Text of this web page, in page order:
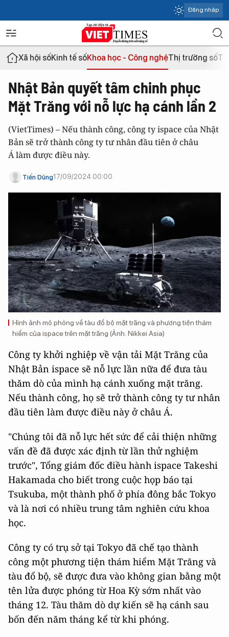
Đăng nhập
Xã hội sốKinh tế sốKhoa học - Công nghệThị trường số
Nhật Bản quyết tâm chinh phục
Mặt Trăng với nỗ lực hạ cánh lần 2
(VietTimes) – Nếu thành công, công ty ispace của Nhật
Bản sẽ trở thành công ty tư nhân đầu tiên ở châu
Á làm được điều này.
Tiến Dũng17/09/2024 00:00
Hình ảnh mô phỏng về tàu đổ bộ mặt trăng và phương tiện thám
hiểm của ispace trên mặt trăng (Ảnh: Nikkei Asia)
Công ty khởi nghiệp về vận tải Mặt Trăng của
Nhật Bản ispace sẽ nỗ lực lần nữa để đưa tàu
thăm dò của mình hạ cánh xuống mặt trăng.
Nếu thành công, họ sẽ trở thành công ty tư nhân
đầu tiên làm được điều này ở châu Á.
"Chúng tôi đã nỗ lực hết sức để cải thiện những
vấn đề đã được xác định từ lần thử nghiệm
trước", Tổng giám đốc điều hành ispace Takeshi
Hakamada cho biết trong cuộc họp báo tại
Tsukuba, một thành phố ở phía đông bắc Tokyo
và là nơi có nhiều trung tâm nghiên cứu khoa
học.
Công ty có trụ sở tại Tokyo đã chế tạo thành
công một phương tiện thám hiểm Mặt Trăng và
tàu đổ bộ, sẽ được đưa vào không gian bằng một
tên lửa được phóng từ Hoa Kỳ sớm nhất vào
tháng 12. Tàu thăm dò dự kiến ​​sẽ hạ cánh sau
bốn đến năm tháng kể từ khi phóng.